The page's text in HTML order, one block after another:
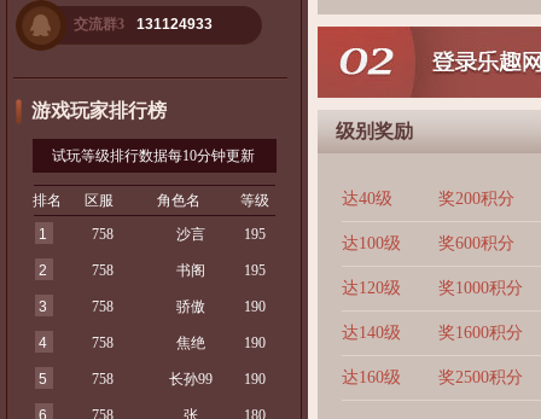
交流群3 131124933
游戏玩家排行榜
试玩等级排行数据每10分钟更新
排名 区服 角色名
等级
1
758 沙言 195
2 758 书阁 195
3 758 骄傲 190
4 758 焦绝 190
5 758 长孙99 190
6 758 张 180
级别奖励
达40级 奖200积分
达100级 奖600积分
达120级 奖1000积分
达140级 奖1600积分
达160级 奖2500积分